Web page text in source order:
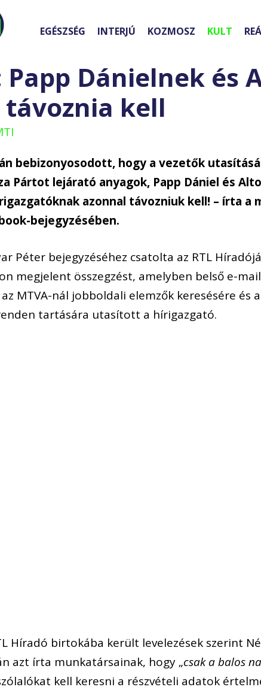
EGÉSZSÉG INTERJÚ KOZMOSZ KULT
Papp Dánielnek és
kell
bebizonyosodott, hogy a vezetők
Pártot lejárató anyagok, Papp Dániel és
azonnal távozniuk kell! – írta
bejegyzésében.
Péter bejegyzéséhez csatolta az RTL
megjelent összegzést, amelyben belső e-
MTVA-nál jobboldali elemzők keresésére és
tartására utasított a hírigazgató.
Híradó birtokába került levelezések szerint
azt írta munkatársainak, hogy „csak a balos
kell keresni a részvételi adatok